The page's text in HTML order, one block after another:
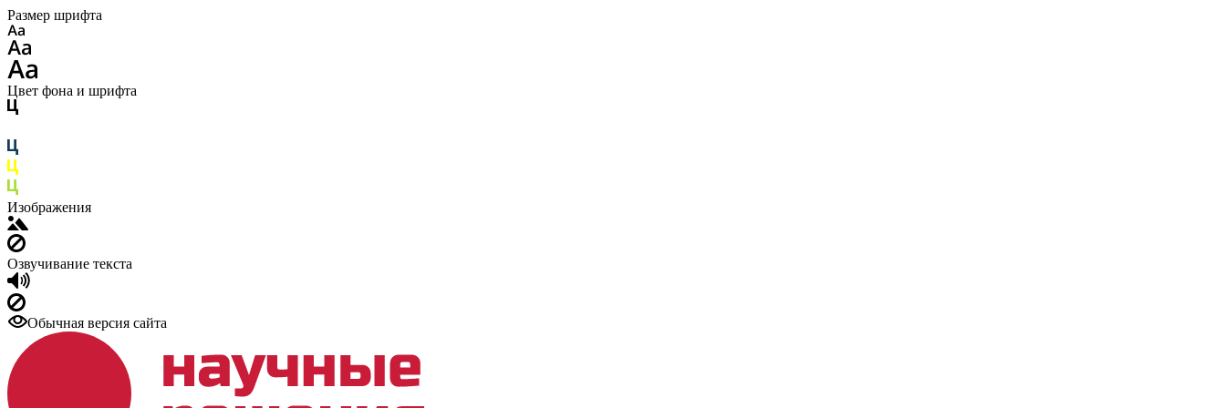
Размер шрифта
Цвет фона и шрифта
Изображения
Озвучивание текста
Обычная версия сайта